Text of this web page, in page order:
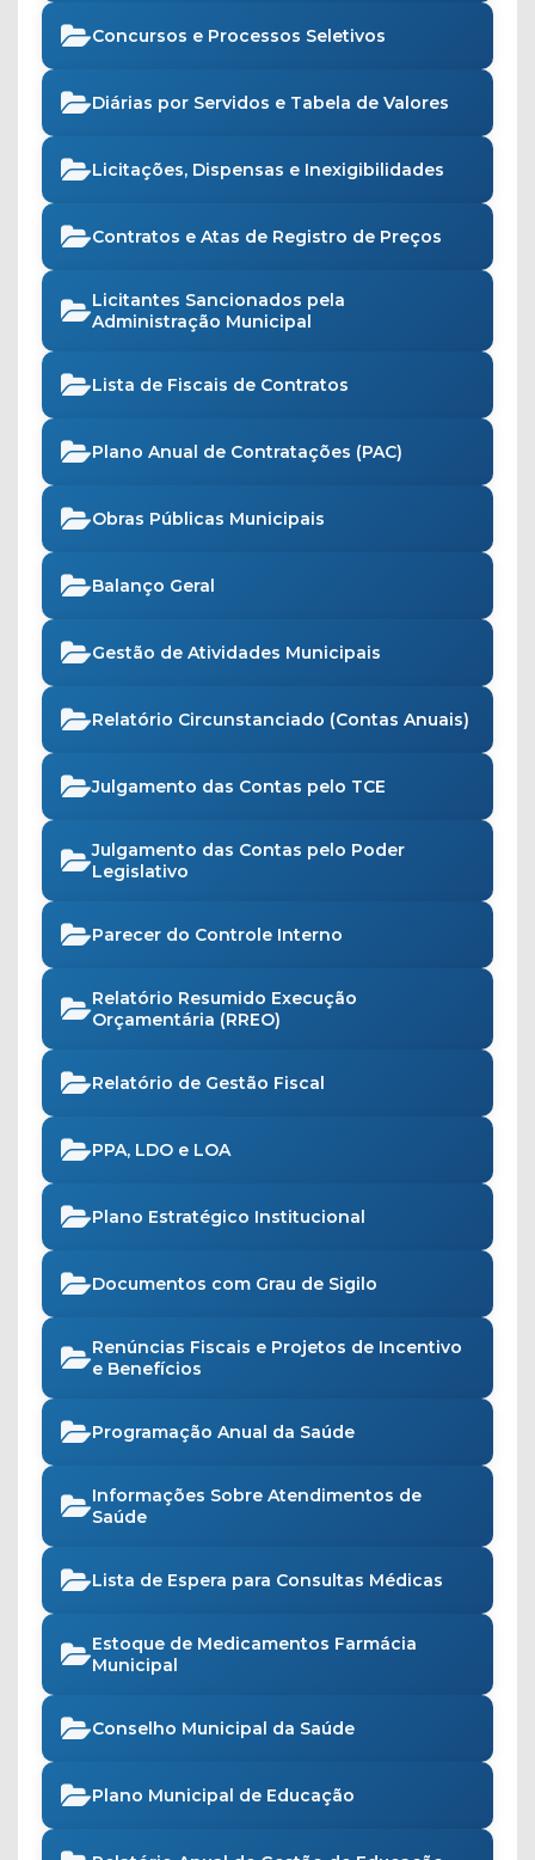
Concursos e Processos Seletivos
Diárias por Servidos e Tabela de Valores
Licitações, Dispensas e Inexigibilidades
Contratos e Atas de Registro de Preços
Licitantes Sancionados pela
Administração Municipal
Lista de Fiscais de Contratos
Plano Anual de Contratações (PAC)
Obras Públicas Municipais
Balanço Geral
Gestão de Atividades Municipais
Relatório Circunstanciado (Contas Anuais)
Julgamento das Contas pelo TCE
Julgamento das Contas pelo Poder
Legislativo
Parecer do Controle Interno
Relatório Resumido Execução
Orçamentária (RREO)
Relatório de Gestão Fiscal
PPA, LDO e LOA
Plano Estratégico Institucional
Documentos com Grau de Sigilo
Renúncias Fiscais e Projetos de Incentivo
e Benefícios
Programação Anual da Saúde
Informações Sobre Atendimentos de
Saúde
Lista de Espera para Consultas Médicas
Estoque de Medicamentos Farmácia
Municipal
Conselho Municipal da Saúde
Plano Municipal de Educação